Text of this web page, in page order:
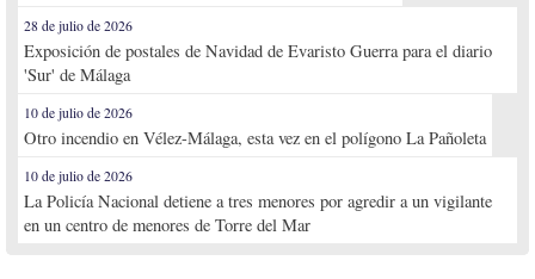
28 de julio de 2026
Exposición de postales de Navidad de Evaristo Guerra para el diario
'Sur' de Málaga
10 de julio de 2026
Otro incendio en Vélez-Málaga, esta vez en el polígono La Pañoleta
10 de julio de 2026
La Policía Nacional detiene a tres menores por agredir a un vigilante
en un centro de menores de Torre del Mar